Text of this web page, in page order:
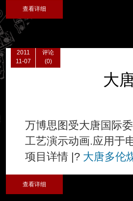
查看详细
2011
11-07
评论
(0)
大
万博思图受大唐国际
工艺演示动画.应用于
项目详情 |? 大唐多伦
查看详细